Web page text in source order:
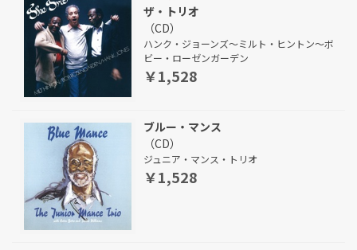
ザ・トリオ
（CD）
ハンク・ジョーンズ～ミルト・ヒントン～ボ
ビー・ローゼンガーデン
￥1,528
ブルー・マンス
（CD）
ジュニア・マンス・トリオ
￥1,528